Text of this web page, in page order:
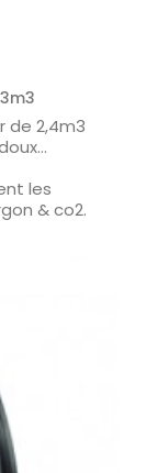
de 2,4m3
les
& co2.